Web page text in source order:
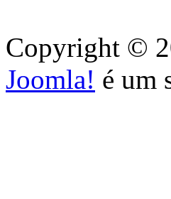
Copyright ©
Joomla! é um